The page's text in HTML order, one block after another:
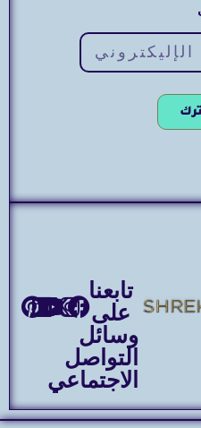
تابعنا
على
وسائل
التواصل
الاجتماعي